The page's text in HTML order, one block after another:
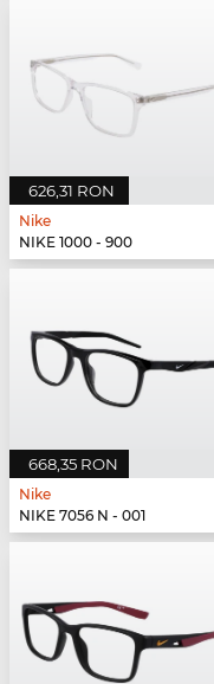
626,31 RON
Nike
NIKE 1000 - 900
668,35 RON
Nike
NIKE 7056 N - 001